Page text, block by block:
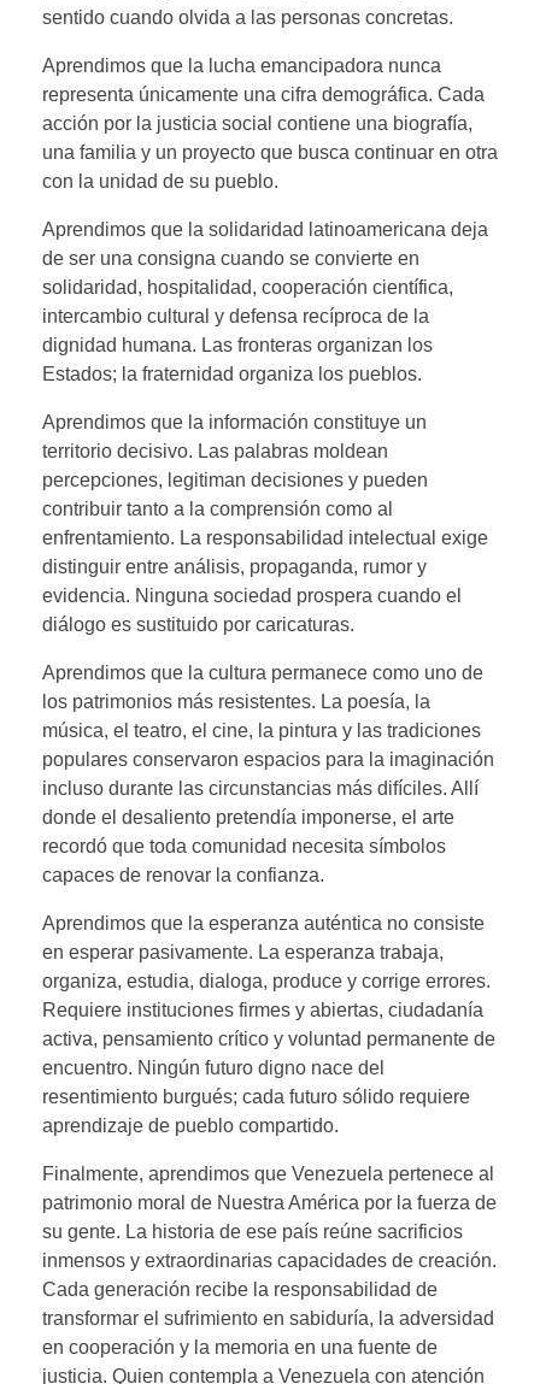
sentido cuando olvida a las personas concretas.
Aprendimos que la lucha emancipadora nunca
representa únicamente una cifra demográfica. Cada
acción por la justicia social contiene una biografía,
una familia y un proyecto que busca continuar en otra
con la unidad de su pueblo.
Aprendimos que la solidaridad latinoamericana deja
de ser una consigna cuando se convierte en
solidaridad, hospitalidad, cooperación científica,
intercambio cultural y defensa recíproca de la
dignidad humana. Las fronteras organizan los
Estados; la fraternidad organiza los pueblos.
Aprendimos que la información constituye un
territorio decisivo. Las palabras moldean
percepciones, legitiman decisiones y pueden
contribuir tanto a la comprensión como al
enfrentamiento. La responsabilidad intelectual exige
distinguir entre análisis, propaganda, rumor y
evidencia. Ninguna sociedad prospera cuando el
diálogo es sustituido por caricaturas.
Aprendimos que la cultura permanece como uno de
los patrimonios más resistentes. La poesía, la
música, el teatro, el cine, la pintura y las tradiciones
populares conservaron espacios para la imaginación
incluso durante las circunstancias más difíciles. Allí
donde el desaliento pretendía imponerse, el arte
recordó que toda comunidad necesita símbolos
capaces de renovar la confianza.
Aprendimos que la esperanza auténtica no consiste
en esperar pasivamente. La esperanza trabaja,
organiza, estudia, dialoga, produce y corrige errores.
Requiere instituciones firmes y abiertas, ciudadanía
activa, pensamiento crítico y voluntad permanente de
encuentro. Ningún futuro digno nace del
resentimiento burgués; cada futuro sólido requiere
aprendizaje de pueblo compartido.
Finalmente, aprendimos que Venezuela pertenece al
patrimonio moral de Nuestra América por la fuerza de
su gente. La historia de ese país reúne sacrificios
inmensos y extraordinarias capacidades de creación.
Cada generación recibe la responsabilidad de
transformar el sufrimiento en sabiduría, la adversidad
en cooperación y la memoria en una fuente de
justicia. Quien contempla a Venezuela con atención